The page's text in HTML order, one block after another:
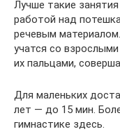
Лучше такие
работой над
речевым
учатся со
их пальцами,
Для маленьких
лет — до 15 мин.
гимнастике здесь.